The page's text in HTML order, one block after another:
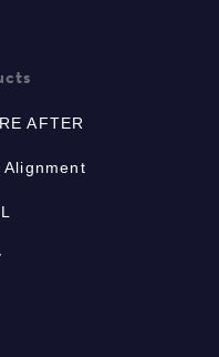
AFTER
Alignment